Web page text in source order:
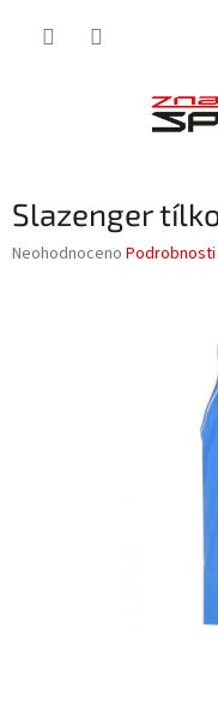
Slazenger
Průměrné
Neohodnoceno